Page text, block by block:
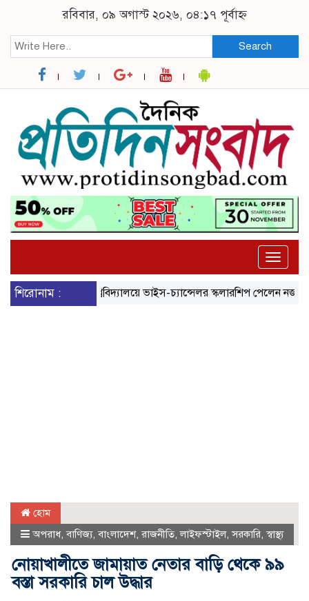
রবিবার, ০৯ অগাস্ট ২০২৬, ০৪:১৭ পূর্বাহ্ন
Search
Toggle
শিরোনাম :
ব্রুনেল বিশ্ববিদ্যালয়ে ভাইস-চ্যান্সেলর স্কলারশিপ পেলেন নজরুল
হোম
অপরাধ,বাণিজ্য,বাংলাদেশ, রাজনীতি ,লাইফস্টাইল,সরকারি ,স্বাস্থ্য
নোয়াখালীতে জামায়াত নেতার বাড়ি থেকে ৯৯
বস্তা সরকারি চাল উদ্ধার